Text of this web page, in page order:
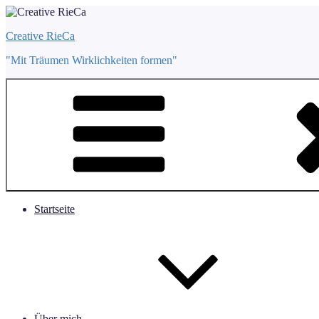
Zum
springen
Creative RieCa
"Mit Träumen Wirklichkeiten formen"
Startseite